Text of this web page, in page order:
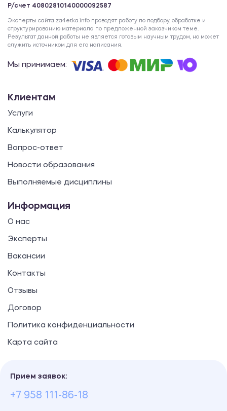
Р/счет 40802810140000092587
Эксперты сайта za4etka.info проводят работу по подбору, обработке и
структурированию материала по предложенной заказчиком теме.
Результат данной работы не является готовым научным трудом, но может
служить источником для его написания.
Мы принимаем:
Клиентам
Услуги
Калькулятор
Вопрос-ответ
Новости образования
Выполняемые дисциплины
Информация
О нас
Эксперты
Вакансии
Контакты
Отзывы
Договор
Политика конфиденциальности
Карта сайта
Прием заявок:
+7 958 111-86-18